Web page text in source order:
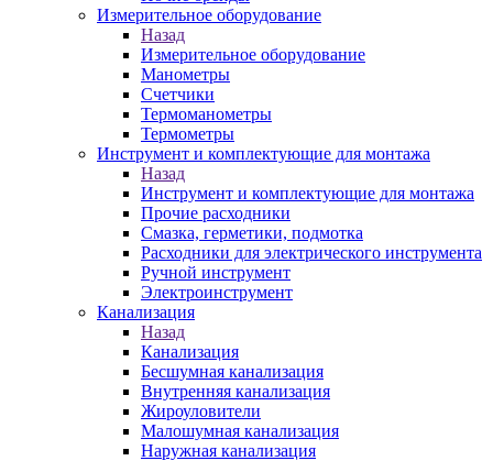
Измерительное оборудование
Назад
Измерительное оборудование
Манометры
Счетчики
Термоманометры
Термометры
Инструмент и комплектующие для монтажа
Назад
Инструмент и комплектующие для монтажа
Прочие расходники
Смазка, герметики, подмотка
Расходники для электрического инструмента
Ручной инструмент
Электроинструмент
Канализация
Назад
Канализация
Бесшумная канализация
Внутренняя канализация
Жироуловители
Малошумная канализация
Наружная канализация